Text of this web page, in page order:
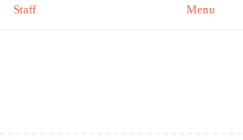
Staff Menu